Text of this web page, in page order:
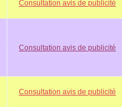
Consultation avis de publicité
Consultation avis de publicité
Consultation avis de publicité